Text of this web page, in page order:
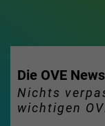
Die OVE
Nichts
wichtigen